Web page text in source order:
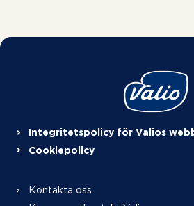
Integritetspolicy för Valios
Cookiepolicy
Kontakta oss